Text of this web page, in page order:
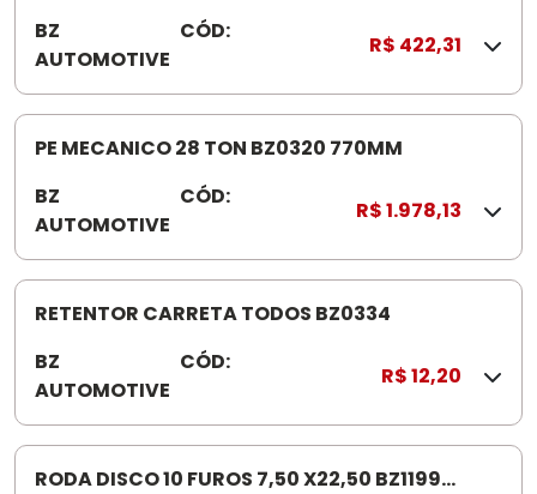
MB712/714/914/915 VOLKSWAGEN/FORD
BZ
AUTOMOTIVE
CÓD:
6
8
R$ 422,31
PE MECANICO 28 TON BZ0320 770MM
BZ
AUTOMOTIVE
CÓD:
0
3
2
R$ 1.978,13
RETENTOR CARRETA TODOS BZ0334
BZ
AUTOMOTIVE
CÓD:
3
4
R$ 12,20
RODA DISCO 10 FUROS 7,50 X22,50 BZ1199